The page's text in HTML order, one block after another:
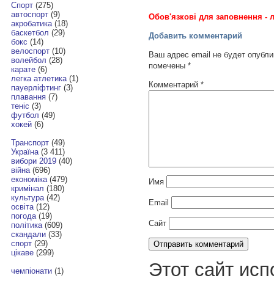
Спорт(275)
автоспорт(9)
акробатика(18)
баскетбол (29)
бокс (14)
велоспорт(10)
волейбол (28)
карате(6)
легка атлетика(1)
пауерліфтинг(3)
плавання(7)
теніс (3)
футбол (49)
хокей(6)
Транспорт(49)
Україна(3 411)
вибори 2019(40)
війна(696)
економіка(479)
кримінал (180)
культура(42)
освіта(12)
погода(19)
політика(609)
скандали(33)
спорт(29)
цікаве(299)
чемпіонати(1)
Обов'язкові для заповнення -
Добавить комментарий
Ваш адрес email не будет
помечены *
Комментарий *
Имя
Email
Сайт
Этот сайт